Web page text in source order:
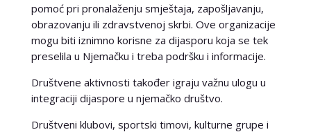
pomoć pri pronalaženju smještaja, zapošljavanju,
obrazovanju ili zdravstvenoj skrbi. Ove organizacije
mogu biti iznimno korisne za dijasporu koja se tek
preselila u Njemačku i treba podršku i informacije.
Društvene aktivnosti također igraju važnu ulogu u
integraciji dijaspore u njemačko društvo.
Društveni klubovi, sportski timovi, kulturne grupe i